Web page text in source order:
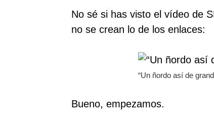
No sé si has visto el vídeo de
no se crean lo de los enlaces:
“Un ñordo así de
Bueno, empezamos.